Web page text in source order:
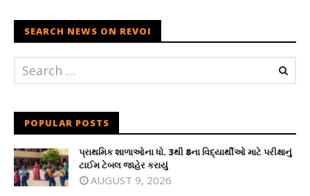
SEARCH NEWS ON REVOI
POPULAR POSTS
પ્રાથમિક શાળાઓના ધો. 3થી 8ના વિદ્યાર્થીઓ માટે પરીક્ષાનું
ટાઈમ ટેબલ જાહેર કરાયું
AUGUST 9, 2026